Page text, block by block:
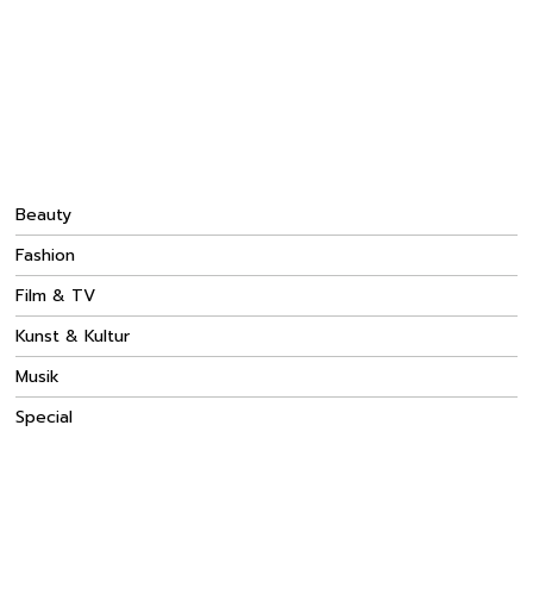
Beauty
Fashion
Film & TV
Kunst & Kultur
Musik
Special